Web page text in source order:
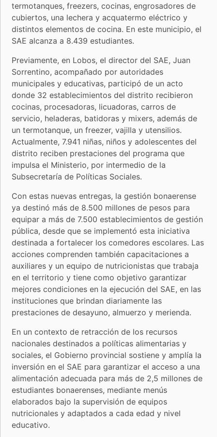
termotanques, freezers, cocinas, engrosadores de
cubiertos, una lechera y acquatermo eléctrico y
distintos elementos de cocina. En este municipio, el
SAE alcanza a 8.439 estudiantes.
Previamente, en Lobos, el director del SAE, Juan
Sorrentino, acompañado por autoridades
municipales y educativas, participó de un acto
donde 32 establecimientos del distrito recibieron
cocinas, procesadoras, licuadoras, carros de
servicio, heladeras, batidoras y mixers, además de
un termotanque, un freezer, vajilla y utensilios.
Actualmente, 7.941 niñas, niños y adolescentes del
distrito reciben prestaciones del programa que
impulsa el Ministerio, por intermedio de la
Subsecretaría de Políticas Sociales.
Con estas nuevas entregas, la gestión bonaerense
ya destinó más de 8.500 millones de pesos para
equipar a más de 7.500 establecimientos de gestión
pública, desde que se implementó esta iniciativa
destinada a fortalecer los comedores escolares. Las
acciones comprenden también capacitaciones a
auxiliares y un equipo de nutricionistas que trabaja
en el territorio y tiene como objetivo garantizar
mejores condiciones en la ejecución del SAE, en las
instituciones que brindan diariamente las
prestaciones de desayuno, almuerzo y merienda.
En un contexto de retracción de los recursos
nacionales destinados a políticas alimentarias y
sociales, el Gobierno provincial sostiene y amplía la
inversión en el SAE para garantizar el acceso a una
alimentación adecuada para más de 2,5 millones de
estudiantes bonaerenses, mediante menús
elaborados bajo la supervisión de equipos
nutricionales y adaptados a cada edad y nivel
educativo.